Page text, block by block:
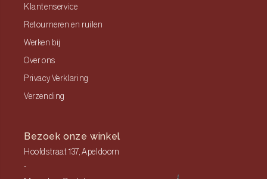
Klantenservice
Retourneren en ruilen
Werken bij
Over ons
Privacy Verklaring
Verzending
Bezoek onze winkel
Hoofdstraat 137, Apeldoorn
-